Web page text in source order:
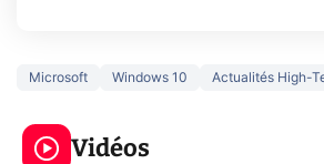
Microsoft Windows 10 Actualités High-
Vidéos
319€ ? Voici L'AOC
CQ32G4ZA !